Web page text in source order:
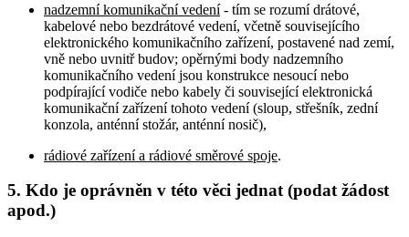
nadzemní komunikační vedení- tím se rozumí drátové,
kabelové nebo bezdrátové vedení, včetně souvisejícího
elektronického komunikačního zařízení, postavené nad zemí,
vně nebo uvnitř budov; opěrnými body nadzemního
komunikačního vedení jsou konstrukce nesoucí nebo
podpírající vodiče nebo kabely či související elektronická
komunikační zařízení tohoto vedení (sloup, střešník, zední
konzola, anténní stožár, anténní nosič),
rádiové zařízení a rádiové směrové spoje.
5. Kdo je oprávněn v této věci jednat (podat žádost
apod.)